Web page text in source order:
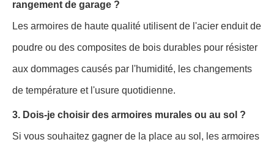
rangement de garage ?
Les armoires de haute qualité utilisent de l'acier enduit de
poudre ou des composites de bois durables pour résister
aux dommages causés par l'humidité, les changements
de température et l'usure quotidienne.
3. Dois-je choisir des armoires murales ou au sol ?
Si vous souhaitez gagner de la place au sol, les armoires